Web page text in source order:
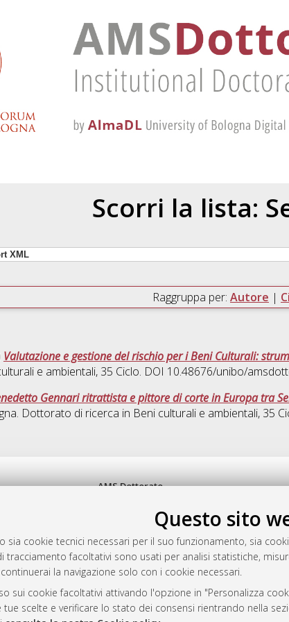
Questo sito
sia cookie tecnici necessari per il suo funzionamento, sia
tracciamento facoltativi sono usati per analisi statistiche,
la navigazione solo con i cookie necessari.
sui cookie facoltativi attivando l'opzione in "Personalizza
tue scelte e verificare lo stato dei consensi rientrando nella
Scorri la lista:
Raggruppa per: Autore |
Valutazione e gestione del rischio per i Beni Culturali:
e ambientali, 35 Ciclo. DOI 10.48676/unibo/
Gennari ritrattista e pittore di corte in Europa tra
Dottorato di ricerca in Beni culturali e ambientali, 35
AMS Dottorato
Servizio implementato e gestito daAlmaDL
Impostazioni Cookie
Informativa sulla privacy
Condizioni d’uso del sito